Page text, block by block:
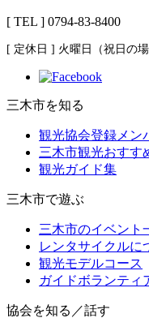
[ TEL ] 0794-83-8400
[ 定休日 ] 火曜日（祝日の
三木市を知る
観光協会登録メン
三木市観光おすす
観光ガイド集
三木市で遊ぶ
三木市のイベント
レンタサイクルに
観光モデルコース
ガイドボランティ
協会を知る／話す